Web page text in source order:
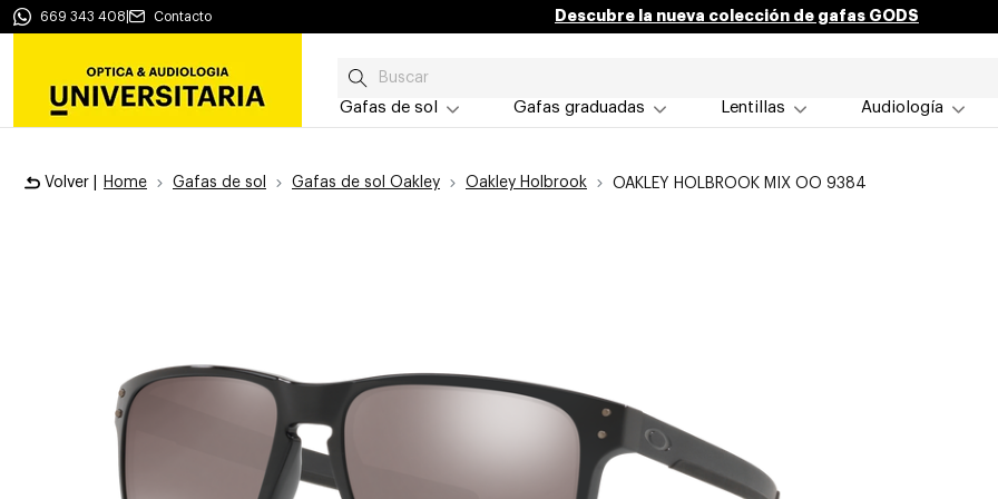
669 343 408 Contacto Descubre la nueva colección de gafas GODS
Gafas de sol Gafas graduadas Lentillas Audiología
Volver | Home Gafas de sol Gafas de sol Oakley Oakley Holbrook OAKLEY HOLBROOK MIX OO 9384